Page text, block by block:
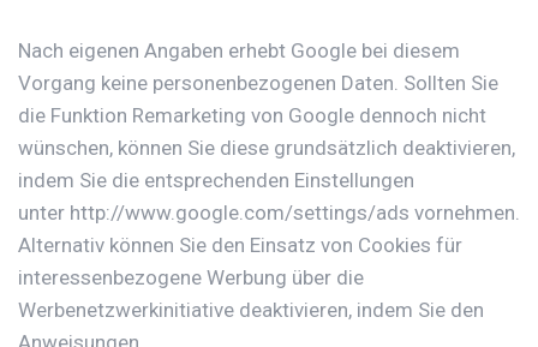
Nach eigenen Angaben erhebt Google bei diesem
Vorgang keine personenbezogenen Daten. Sollten Sie
die Funktion Remarketing von Google dennoch nicht
wünschen, können Sie diese grundsätzlich deaktivieren,
indem Sie die entsprechenden Einstellungen
unter http://www.google.com/settings/ads vornehmen.
Alternativ können Sie den Einsatz von Cookies für
interessenbezogene Werbung über die
Werbenetzwerkinitiative deaktivieren, indem Sie den
Anweisungen